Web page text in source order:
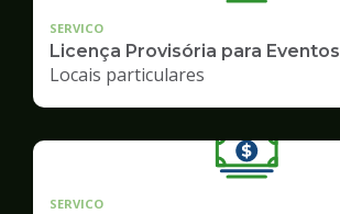
SERVICO
Licença Provisória para Eventos
Locais particulares
SERVICO